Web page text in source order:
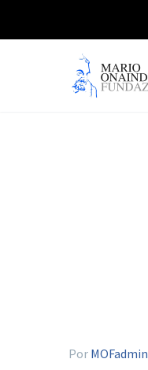
Por MOFadmin